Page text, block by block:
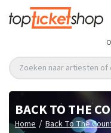
Zoeken naar artiesten of
BACK TO THE
Home / Back To The